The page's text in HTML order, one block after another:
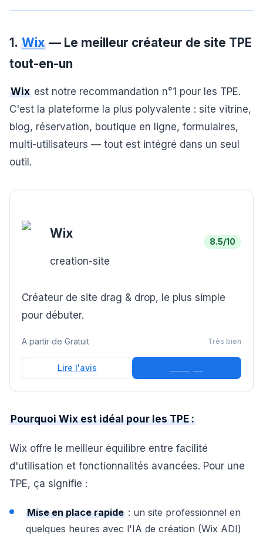
1. Wix — Le meilleur créateur de site TPE
tout-en-un
Wix est notre recommandation n°1 pour les TPE.
C'est la plateforme la plus polyvalente : site vitrine,
blog, réservation, boutique en ligne, formulaires,
multi-utilisateurs — tout est intégré dans un seul
outil.
Wix
creation-site
8.5/10
Créateur de site drag & drop, le plus simple
pour débuter.
A partir de Gratuit Très bien
Lire l'avis
Pourquoi Wix est idéal pour les TPE :
Wix offre le meilleur équilibre entre facilité
d'utilisation et fonctionnalités avancées. Pour une
TPE, ça signifie :
Mise en place rapide : un site professionnel en
quelques heures avec l'IA de création (Wix ADI)